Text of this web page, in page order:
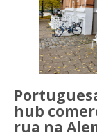
hub
rua na